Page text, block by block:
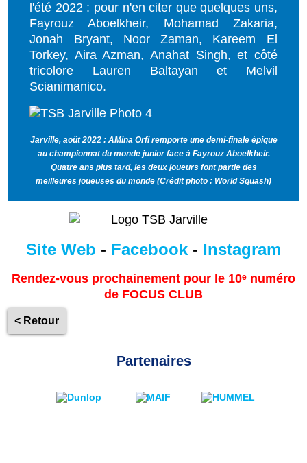
l'été 2022 : pour n'en citer que quelques uns,
Fayrouz Aboelkheir, Mohamad Zakaria,
Jonah Bryant, Noor Zaman, Kareem El
Torkey, Aira Azman, Anahat Singh, et côté
tricolore Lauren Baltayan et Melvil
Scianimanico.
Jarville, août 2022 : AMina Orfi remporte une demi-finale épique
au championnat du monde junior face à Fayrouz Aboelkheir.
Quatre ans plus tard, les deux joueurs font partie des
meilleures joueuses du monde (Crédit photo : World Squash)
Site Web - Facebook - Instagram
Rendez-vous prochainement pour le 10ᵉ numéro
de FOCUS CLUB
< Retour
Partenaires